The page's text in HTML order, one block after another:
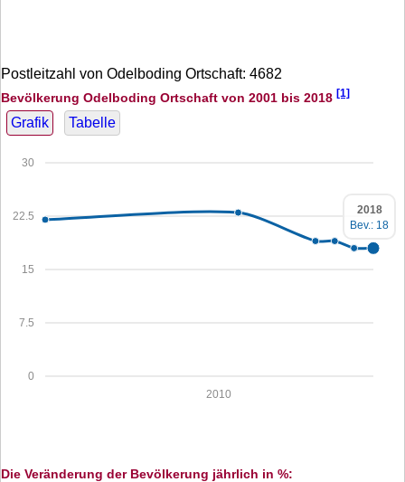
Postleitzahl von Odelboding Ortschaft: 4682
Bevölkerung Odelboding Ortschaft von 2001 bis 2018 [1]
Grafik Tabelle
0
7.5
15
22.5
30
2010
2018
Bev.: 18
Die Veränderung der Bevölkerung jährlich in %: